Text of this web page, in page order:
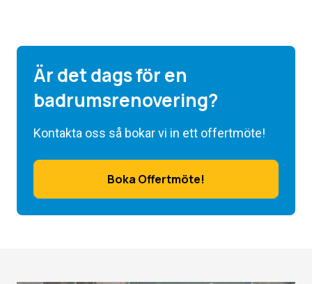
Är det dags för en
badrumsrenovering?
Kontakta oss så bokar vi in ett offertmöte!
Boka Offertmöte!